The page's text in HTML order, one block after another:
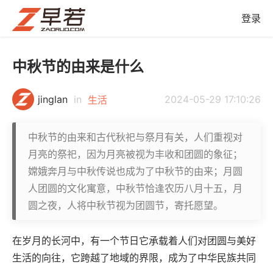
登录
中秋节的由来是什么
jinglan in 生活 2024-05-29 17:10:26
中秋节的由来和古代秋祀与祭月有关，人们重视对
月亮的祭祀，因为月亮被视为丰收和团圆的象征；
嫦娥奔月与中秋传说也成为了中秋节的由来；月圆
人团圆的文化寓意，中秋节恰逢农历八月十五，月
圆之夜，人将中秋节视为团圆节，寄托愿望。
在岁月的长河中，有一个节日它承载着人们对团圆与美好
生活的向往，它跨越了地域的界限，成为了中华民族共同